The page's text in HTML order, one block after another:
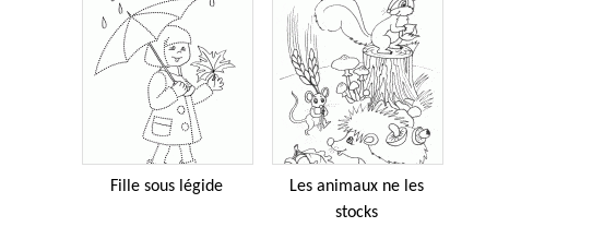
Fille sous légide
Les animaux ne les
stocks